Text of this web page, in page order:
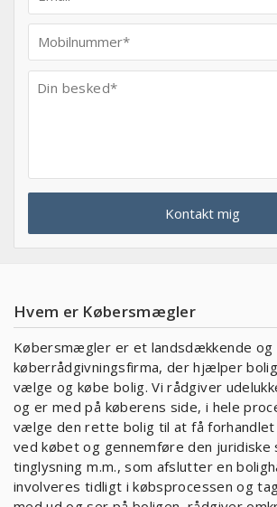
Hvem er Købersmægler
Købersmægler er et landsdækkende
køberrådgivningsfirma, der hjælper
vælge og købe bolig. Vi rådgiver
og er med på køberens side, i hele
vælge den rette bolig til at få forhandlet
ved købet og gennemføre den juridiske
tinglysning m.m., som afslutter en
involveres tidligt i købsprocessen og